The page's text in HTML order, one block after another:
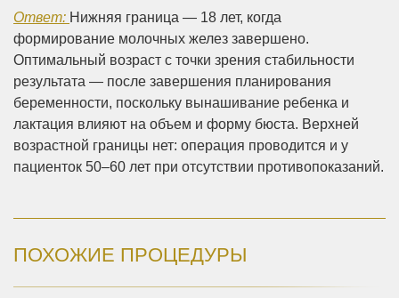
Ответ: Нижняя граница — 18 лет, когда
формирование молочных желез завершено.
Оптимальный возраст с точки зрения стабильности
результата — после завершения планирования
беременности, поскольку вынашивание ребенка и
лактация влияют на объем и форму бюста. Верхней
возрастной границы нет: операция проводится и у
пациенток 50–60 лет при отсутствии противопоказаний.
ПОХОЖИЕ ПРОЦЕДУРЫ